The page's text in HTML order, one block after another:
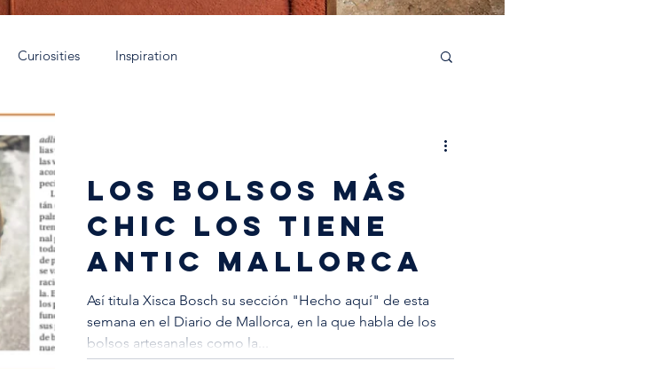
Curiosities Inspiration
Xtant 2021 La escuela artesana
LOS BOLSOS MÁS
CHIC LOS TIENE
ANTIC MALLORCA
Así titula Xisca Bosch su sección "Hecho aquí" de esta
semana en el Diario de Mallorca, en la que habla de los
bolsos artesanales como la...